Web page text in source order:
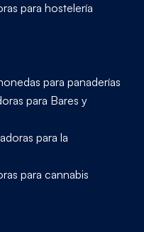
para hostelería
para panaderías
para Bares y
para la
para cannabis